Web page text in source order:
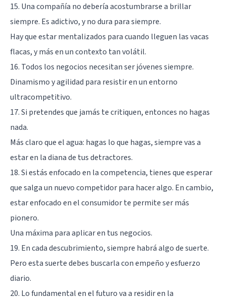
15. Una compañía no debería acostumbrarse a brillar
siempre. Es adictivo, y no dura para siempre.
Hay que estar mentalizados para cuando lleguen las vacas
flacas, y más en un contexto tan volátil.
16. Todos los negocios necesitan ser jóvenes siempre.
Dinamismo y agilidad para resistir en un entorno
ultracompetitivo.
17. Si pretendes que jamás te critiquen, entonces no hagas
nada.
Más claro que el agua: hagas lo que hagas, siempre vas a
estar en la diana de tus detractores.
18. Si estás enfocado en la competencia, tienes que esperar
que salga un nuevo competidor para hacer algo. En cambio,
estar enfocado en el consumidor te permite ser más
pionero.
Una máxima para aplicar en tus negocios.
19. En cada descubrimiento, siempre habrá algo de suerte.
Pero esta suerte debes buscarla con empeño y esfuerzo
diario.
20. Lo fundamental en el futuro va a residir en la